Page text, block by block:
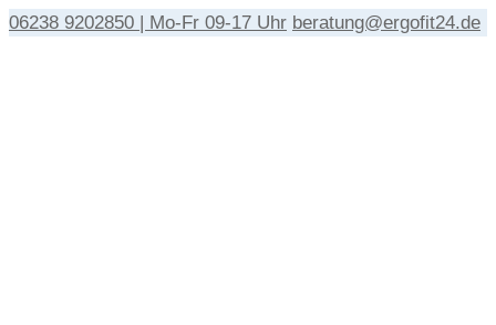
06238 9202850 | Mo-Fr 09-17 Uhr beratung@ergofit24.de